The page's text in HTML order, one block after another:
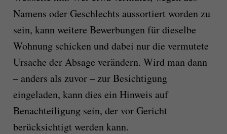
Namens oder Geschlechts aussortiert worden zu
sein, kann weitere Bewerbungen für dieselbe
Wohnung schicken und dabei nur die vermutete
Ursache der Absage verändern. Wird man dann
– anders als zuvor – zur Besichtigung
eingeladen, kann dies ein Hinweis auf
Benachteiligung sein, der vor Gericht
berücksichtigt werden kann.